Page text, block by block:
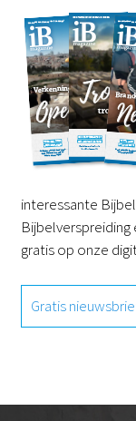
interessante
gratis op onze
Gratis